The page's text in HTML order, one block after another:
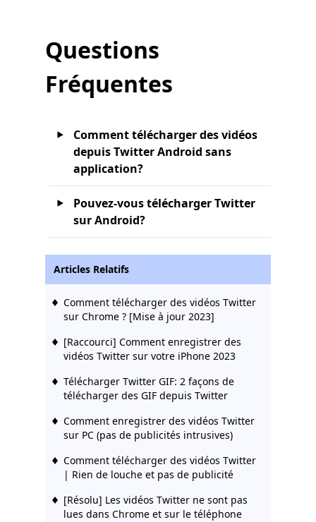
Questions
Fréquentes
Comment télécharger des vidéos
depuis Twitter Android sans
application?
Pouvez-vous télécharger Twitter
sur Android?
Articles Relatifs
Comment télécharger des vidéos Twitter
sur Chrome ? [Mise à jour 2023]
[Raccourci] Comment enregistrer des
vidéos Twitter sur votre iPhone 2023
Télécharger Twitter GIF: 2 façons de
télécharger des GIF depuis Twitter
Comment enregistrer des vidéos Twitter
sur PC (pas de publicités intrusives)
Comment télécharger des vidéos Twitter
| Rien de louche et pas de publicité
[Résolu] Les vidéos Twitter ne sont pas
lues dans Chrome et sur le téléphone